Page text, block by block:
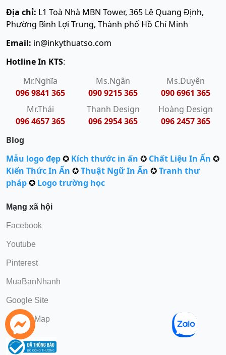
Địa chỉ: L1 Toà Nhà MBN Tower, 365 Lê Quang Định,
Phường Bình Lợi Trung, Thành phố Hồ Chí Minh
Email: in@inkythuatso.com
Hotline In KTS:
Mr.Nghĩa
096 9841 365
Ms.Ngân
090 9215 365
Ms.Duyên
090 6961 365
Mr.Thái
096 4657 365
Thanh Design
096 2954 365
Hoàng Design
096 2457 365
Blog
Mẫu logo đẹp✪ Kích thước in ấn ✪ Chất Liệu In Ấn ✪
Kiến Thức In Ấn ✪Thuật Ngữ In Ấn ✪Tranh thư
pháp✪ Logo trường học
Mạng xã hội
Facebook
Youtube
Pinterest
MuaBanNhanh
Google Site
Google Map